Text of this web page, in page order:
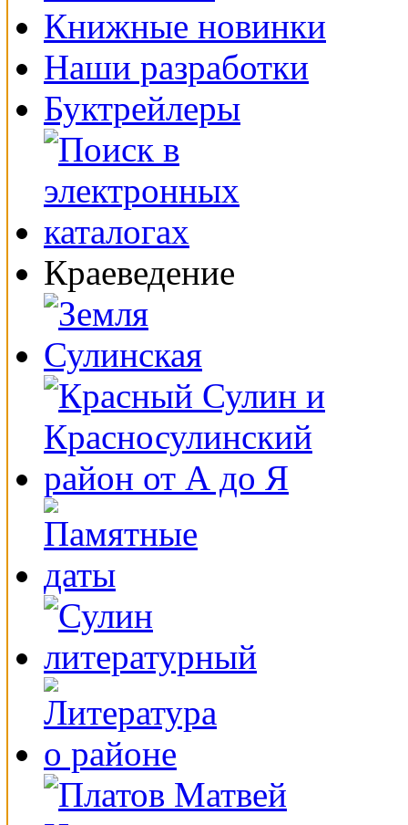
Книжные новинки
Наши разработки
Буктрейлеры
Краеведение